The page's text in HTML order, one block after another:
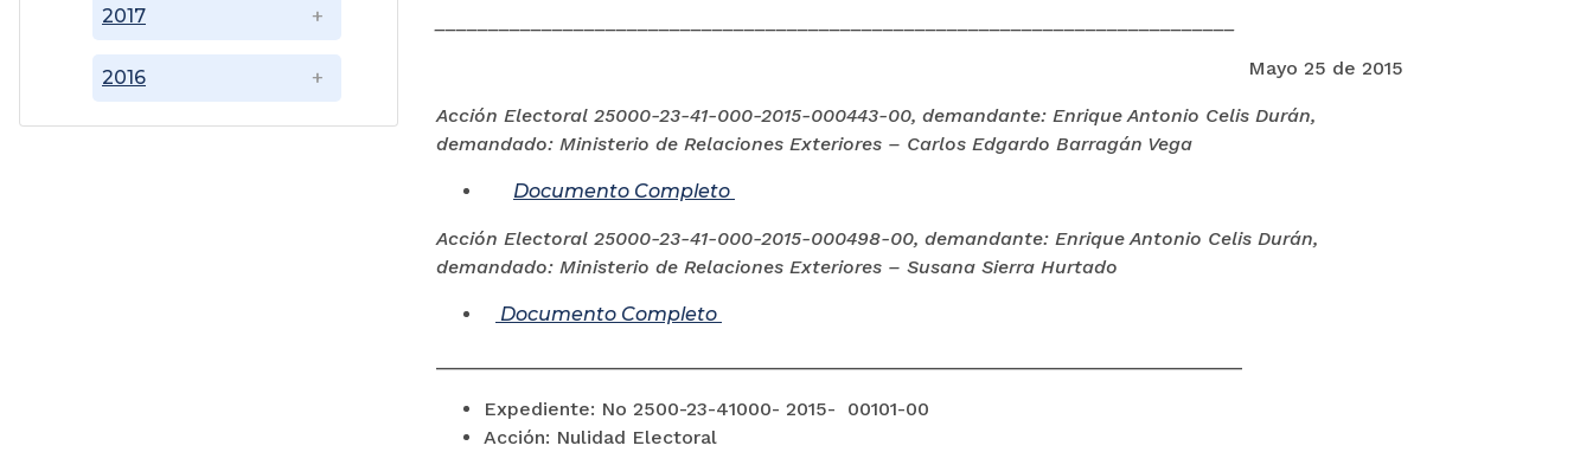
2016
2017
Mayo 25 de 2015
Acción Electoral 25000-23-41-000-2015-000443-00, demandante: Enrique Antonio Celis Durán,
demandado: Ministerio de Relaciones Exteriores – Carlos Edgardo Barragán Vega
Documento Completo
Acción Electoral 25000-23-41-000-2015-000498-00, demandante: Enrique Antonio Celis Durán,
demandado: Ministerio de Relaciones Exteriores – Susana Sierra Hurtado
Documento Completo
Expediente: No 2500-23-41000- 2015- 00101-00
Acción: Nulidad Electoral